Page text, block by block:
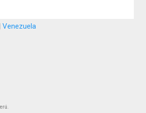
Venezuela